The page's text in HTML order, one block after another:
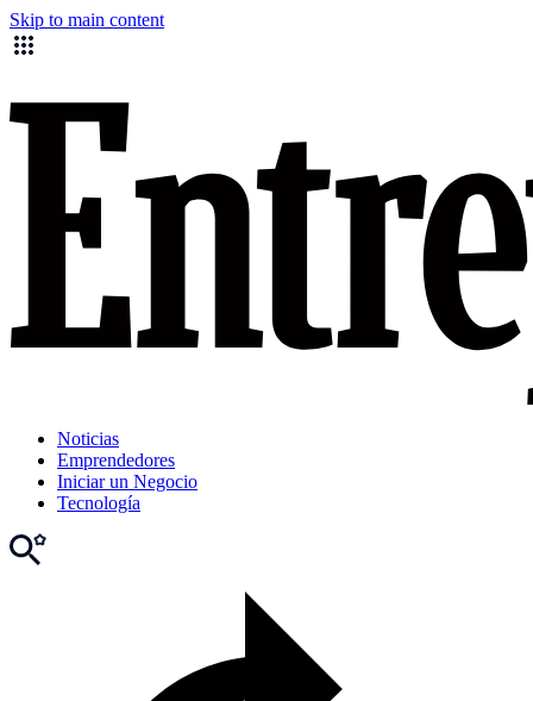
Skip to main content
Noticias
Emprendedores
Iniciar un Negocio
Tecnología